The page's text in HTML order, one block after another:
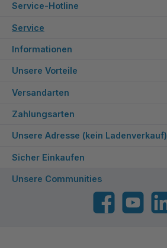
Service-Hotline
Service
Informationen
Unsere Vorteile
Versandarten
Zahlungsarten
Unsere Adresse (kein Ladenverkauf)
Sicher Einkaufen
Unsere Communities
FacebookYouTube